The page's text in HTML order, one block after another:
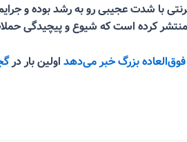
کرده است که شیوع و پیچیدگی
فوق‌العاده بزرگ خبر می‌دهد اولین بار در